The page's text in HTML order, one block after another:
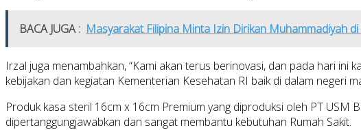
BACA JUGA : Masyarakat Filipina Minta Izin Dirikan Muhammadiyah
Irzal juga menambahkan, “Kami akan terus berinovasi, dan pada hari ini
kebijakan dan kegiatan Kementerian Kesehatan RI baik di dalam negeri
Produk kasa steril 16cm x 16cm Premium yang diproduksi oleh PT
dipertanggungjawabkan dan sangat membantu kebutuhan Rumah Sakit.